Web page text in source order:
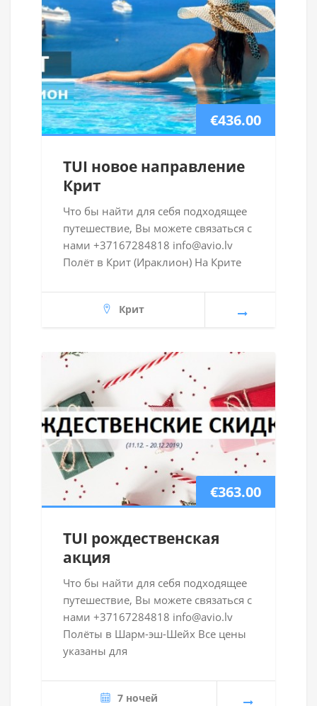
€436.00
TUI новое направление
Крит
Что бы найти для себя подходящее
путешествие, Вы можете связаться с
нами +37167284818 info@avio.lv
Полёт в Крит (Ираклион) На Крите
Крит
€363.00
TUI рождественская
акция
Что бы найти для себя подходящее
путешествие, Вы можете связаться с
нами +37167284818 info@avio.lv
Полёты в Шарм-эш-Шейх Все цены
указаны для
7 ночей